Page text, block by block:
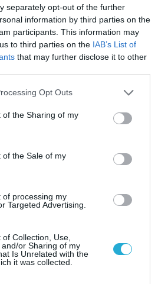
separately opt-out of the further
information by third parties on the
participants. This information may
to third parties on the IAB’s List of
that may further disclose it to other
app uses one or more Google
or usage behaviour. You may click to
to Google and its third-party tags to
specified purposes in below Google
Opt Outs
of the Sharing of my
of the Sale of my
of processing my
Targeted Advertising.
Collection, Use,
or Sharing of my
Is Unrelated with the
it was collected.
γίνει ένας δεύτερος
ανάλογα με το
που έχει
τη διέγερση των ωοθηκών. Το
σε δύο κύκλους
να μειωθεί στο μισό σε
έχει γίνει φαρμακευτική
εξωσωματικής
η δυνατότητα της
εμβρύων από
τα οποία
Στην περίπτωση
εκ νέου φαρμακευτική
Μία ακόμη μέθοδος